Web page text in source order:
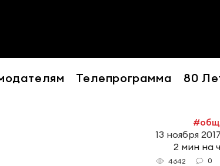
Телепрограмма 80
13 ноября
2 мин на
4642 0